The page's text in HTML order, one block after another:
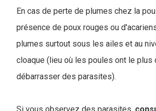
En cas de perte de plumes chez la
présence de poux rouges ou
plumes surtout sous les ailes et au
cloaque (lieu où les poules ont le plus
débarrasser des parasites).
Si vous observez des parasites,